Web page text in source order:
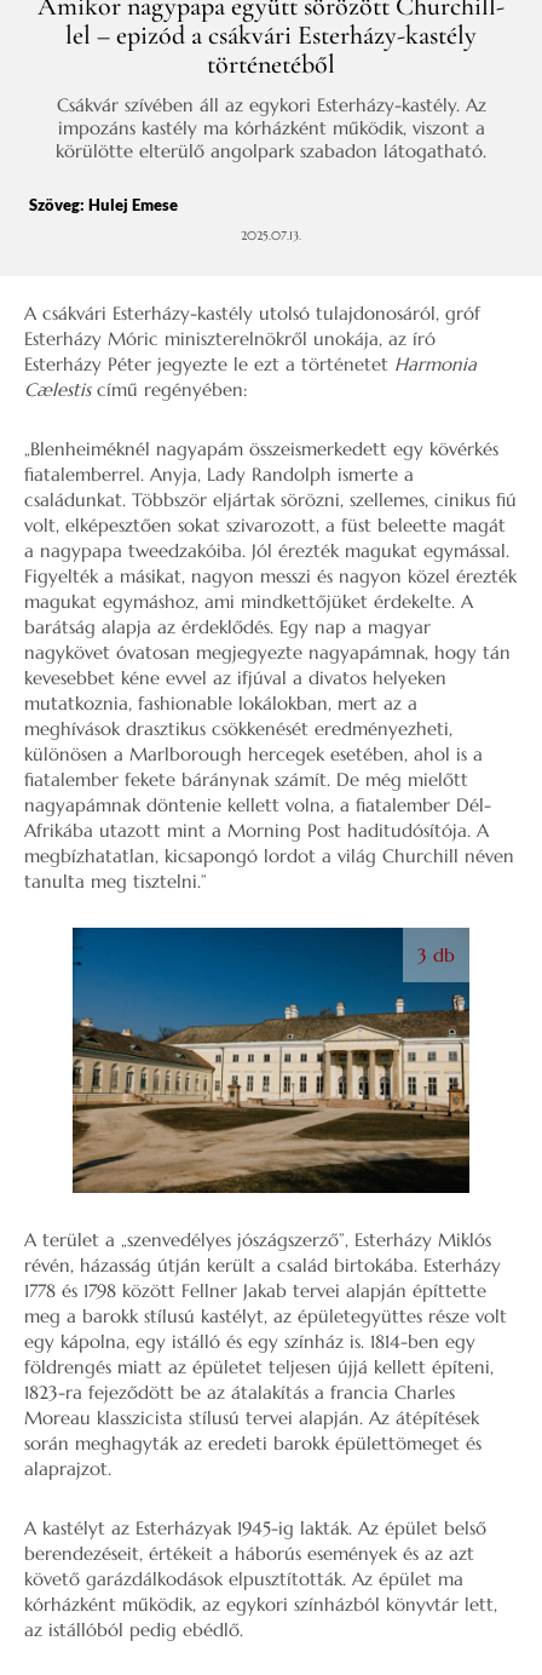
lel – epizód a csákvári Esterházy-kastély
történetéből
Csákvár szívében áll az egykori Esterházy-kastély. Az
impozáns kastély ma kórházként működik, viszont a
körülötte elterülő angolpark szabadon látogatható.
Szöveg: Hulej Emese
2025.07.13.
A csákvári Esterházy-kastély utolsó tulajdonosáról, gróf
Esterházy Móric miniszterelnökről unokája, az író
Esterházy Péter jegyezte le ezt a történetet Harmonia
Cælestiscímű regényében:
„Blenheiméknél nagyapám összeismerkedett egy kövérkés
fiatalemberrel. Anyja, Lady Randolph ismerte a
családunkat. Többször eljártak sörözni, szellemes, cinikus fiú
volt, elképesztően sokat szivarozott, a füst beleette magát
a nagypapa tweedzakóiba. Jól érezték magukat egymással.
Figyelték a másikat, nagyon messzi és nagyon közel érezték
magukat egymáshoz, ami mindkettőjüket érdekelte. A
barátság alapja az érdeklődés. Egy nap a magyar
nagykövet óvatosan megjegyezte nagyapámnak, hogy tán
kevesebbet kéne evvel az ifjúval a divatos helyeken
mutatkoznia, fashionable lokálokban, mert az a
meghívások drasztikus csökkenését eredményezheti,
különösen a Marlborough hercegek esetében, ahol is a
fiatalember fekete báránynak számít. De még mielőtt
nagyapámnak döntenie kellett volna, a fiatalember Dél-
Afrikába utazott mint a Morning Post haditudósítója. A
megbízhatatlan, kicsapongó lordot a világ Churchill néven
tanulta meg tisztelni.”
3 db
A terület a „szenvedélyes jószágszerző”, Esterházy Miklós
révén, házasság útján került a család birtokába. Esterházy
1778 és 1798 között Fellner Jakab tervei alapján építtette
meg a barokk stílusú kastélyt, az épületegyüttes része volt
egy kápolna, egy istálló és egy színház is. 1814-ben egy
földrengés miatt az épületet teljesen újjá kellett építeni,
1823-ra fejeződött be az átalakítás a francia Charles
Moreau klasszicista stílusú tervei alapján. Az átépítések
során meghagyták az eredeti barokk épülettömeget és
alaprajzot.
A kastélyt az Esterházyak 1945-ig lakták. Az épület belső
berendezéseit, értékeit a háborús események és az azt
követő garázdálkodások elpusztították. Az épület ma
kórházként működik, az egykori színházból könyvtár lett,
az istállóból pedig ebédlő.